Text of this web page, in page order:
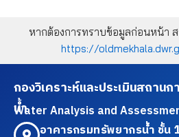
หากต้องการทราบข้อมูลก่อนหน้า ส
https://
กองวิเคราะห์และประเมินสถา
น้ำ
Water Analysis and
อาคารกรมทรัพยากรน้ำ ชั้น